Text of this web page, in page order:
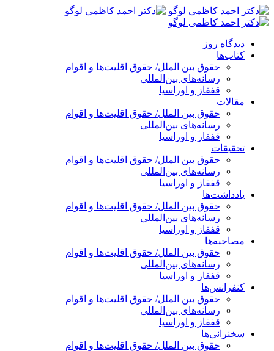
پرش
به
دیدگاه روز
کتاب‌ها
حقوق بین الملل/ حقوق اقلیت‌ها و اقوام
رسانه‌های بین‌المللی
قفقاز و اوراسیا
مقالات
حقوق بین الملل/ حقوق اقلیت‌ها و اقوام
رسانه‌های بین‌المللی
قفقاز و اوراسیا
تحقیقات
حقوق بین الملل/ حقوق اقلیت‌ها و اقوام
رسانه‌های بین‌المللی
قفقاز و اوراسیا
یادداشت‌ها
حقوق بین الملل/ حقوق اقلیت‌ها و اقوام
رسانه‌های بین‌المللی
قفقاز و اوراسیا
مصاحبه‌ها
حقوق بین الملل/ حقوق اقلیت‌ها و اقوام
رسانه‌های بین‌المللی
قفقاز و اوراسیا
کنفرانس‌ها
حقوق بین الملل/ حقوق اقلیت‌ها و اقوام
رسانه‌های بین‌المللی
قفقاز و اوراسیا
سخنرانی‌ها
حقوق بین الملل/ حقوق اقلیت‌ها و اقوام